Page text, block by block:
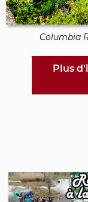
Columbia
Plus